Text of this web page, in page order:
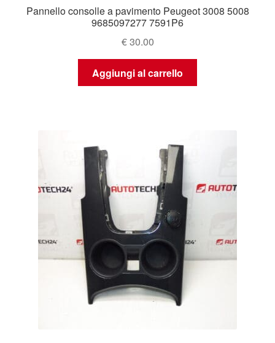
Pannello consolle a pavimento Peugeot 3008 5008
9685097277 7591P6
€30.00
Aggiungi al carrello